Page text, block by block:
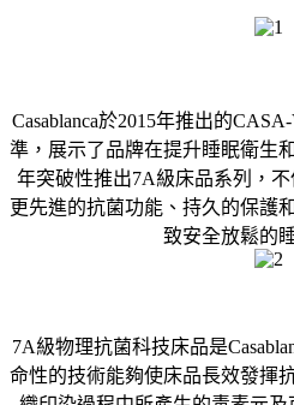
Casablanca於2015年推出的
準，展示了品牌在提升睡眠衛生
年突破性推出7A級床品系列，
更先進的抗菌功能、持久的保護
致安全放鬆的
7A級物理抗菌科技床品是
命性的技術能夠使床品長效發揮